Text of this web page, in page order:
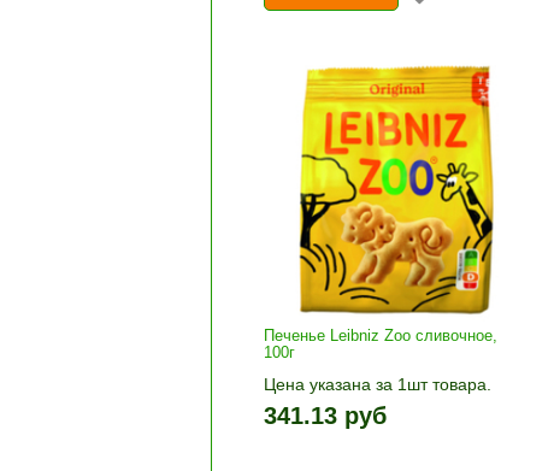
Печенье Leibniz Zoo сливочное,
100г
Цена указана за 1шт товара.
1шт прибавляется кнопками «+»
и «-». Выберите нужное
341.13 руб